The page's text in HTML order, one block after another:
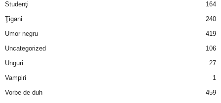
Studenţi
164
Ţigani
240
Umor negru
419
Uncategorized
106
Unguri
27
Vampiri
1
Vorbe de duh
459